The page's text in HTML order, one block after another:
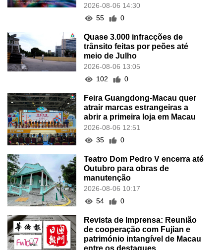
2026-08-06 14:30
55
0
Quase 3.000 infracções de
trânsito feitas por peões até
meio de Julho
2026-08-06 13:05
102
0
Feira Guangdong-Macau quer
atrair marcas estrangeiras a
abrir a primeira loja em Macau
2026-08-06 12:51
35
0
Teatro Dom Pedro V encerra até
Outubro para obras de
manutenção
2026-08-06 10:17
54
0
Revista de Imprensa: Reunião
de cooperação com Fujian e
património intangível de Macau